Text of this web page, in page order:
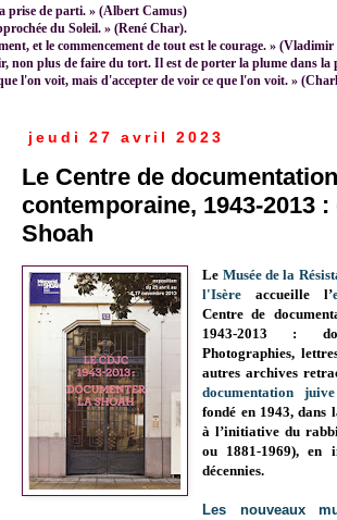
prise de parti. » (Albert Camus)
du Soleil. » (René Char).
et le commencement de tout est le courage. »
non plus de faire du tort. Il est de porter la plume dans
l'on voit, mais d'accepter de voir ce que l'on voit. »
jeudi 27 avril 2023
Le Centre de
contemporaine, 1943-2013
Shoah
Le Musée de la
l'Isère accueille l’
Centre de
1943-2013 :
Photographies,
autres archives
documentation
fondé en 1943, dans
à l’initiative du
ou 1881-1969), en
décennies.
Les nouveaux